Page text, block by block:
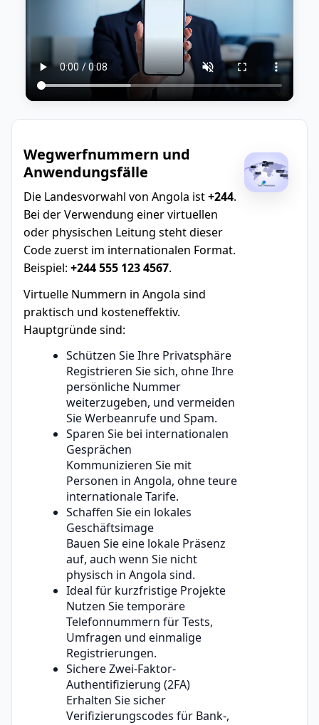
Wegwerfnummern und
Anwendungsfälle
Die Landesvorwahl von Angola ist+244.
Bei der Verwendung einer virtuellen
oder physischen Leitung steht dieser
Code zuerst im internationalen Format.
Beispiel: +244 555 123 4567.
Virtuelle Nummern in Angola sind
praktisch und kosteneffektiv.
Hauptgründe sind:
Schützen Sie Ihre Privatsphäre
Registrieren Sie sich, ohne Ihre
persönliche Nummer
weiterzugeben, und vermeiden
Sie Werbeanrufe und Spam.
Sparen Sie bei internationalen
Gesprächen
Kommunizieren Sie mit
Personen in Angola, ohne teure
internationale Tarife.
Schaffen Sie ein lokales
Geschäftsimage
Bauen Sie eine lokale Präsenz
auf, auch wenn Sie nicht
physisch in Angola sind.
Ideal für kurzfristige Projekte
Nutzen Sie temporäre
Telefonnummern für Tests,
Umfragen und einmalige
Registrierungen.
Sichere Zwei-Faktor-
Authentifizierung (2FA)
Erhalten Sie sicher
Verifizierungscodes für Bank-,